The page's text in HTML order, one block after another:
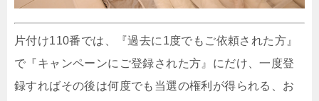
片付け110番では、『過去に1度でもご依頼された方』
で『キャンペーンにご登録された方』にだけ、一度登
録すればその後は何度でも当選の権利が得られる、お